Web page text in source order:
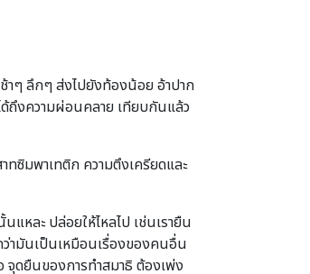
าๆ ลึกๆ ส่งไปยังท้องน้อย อ้าปาก
ถึงความผ่อนคลาย เทียบกันแล้ว
ทซิมพาเทติก ความตึงเครียดและ
หละ ปล่อยให้ไหลไป เช่นเรายืน
ว่ามันเป็นเหมือนเรื่องของคนอื่น
จุดยืนของการทำสมาธิ ต้องเพ่ง